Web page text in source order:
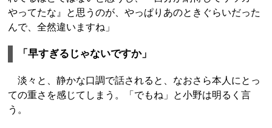
やってたな』と思うのが、やっぱりあのときぐらいだった
んで、全然違いますね」
「早すぎるじゃないですか」
淡々と、静かな口調で話されると、なおさら本人にとっ
ての重さを感じてしまう。「でもね」と小野は明るく言
う。